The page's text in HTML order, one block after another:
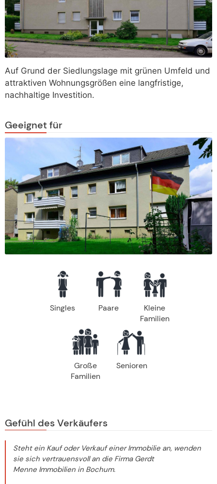
Auf Grund der Siedlungslage mit grünen Umfeld und
attraktiven Wohnungsgrößen eine langfristige,
nachhaltige Investition.
Geeignet für
Singles Paare
Kleine
Familien
Große
Familien
Senioren
Gefühl des Verkäufers
Steht ein Kauf oder Verkauf einer Immobilie an, wenden
sie sich vertrauensvoll an die Firma Gerdt
Menne Immobilien in Bochum.